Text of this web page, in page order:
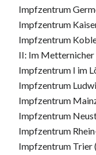
Impfzentrum
Impfzentrum
Impfzentrum
II: Im Metternicher
Impfzentrum I im
Impfzentrum
Impfzentrum
Impfzentrum
Impfzentrum
Impfzentrum Trier